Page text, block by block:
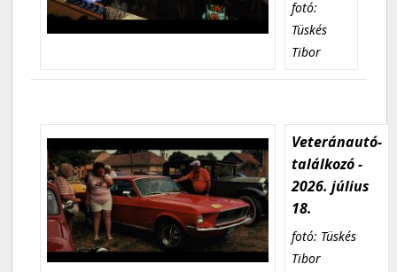
fotó:
Tüskés
Tibor
Veteránautó-
találkozó -
2026. július
18.
fotó: Tüskés
Tibor